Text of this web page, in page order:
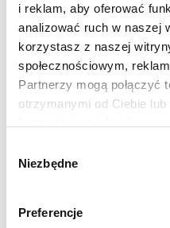
i reklam, aby oferować
analizować ruch w naszej
korzystasz z naszej
społecznościowym,
Partnerzy mogą połączyć
otrzymanymi od Ciebie
zgody
Niezbędne
Preferencje